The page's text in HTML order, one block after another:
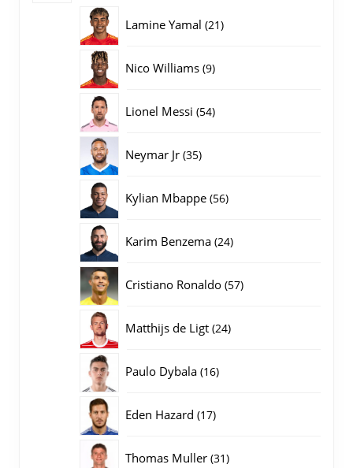
Lamine Yamal 2121
Nico Williams 99
Lionel Messi 5454
Neymar Jr 3535
Kylian Mbappe 5656
Karim Benzema 2424
Cristiano Ronaldo 5757
Matthijs de Ligt 2424
Paulo Dybala 1616
Eden Hazard 1717
Thomas Muller 3131